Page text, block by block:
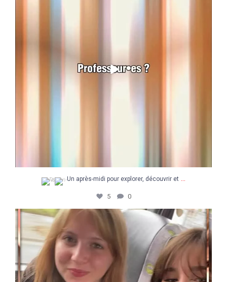
Un après-midi pour explorer, découvrir et ...
5 0
Une super semaine à la découverte du Concours